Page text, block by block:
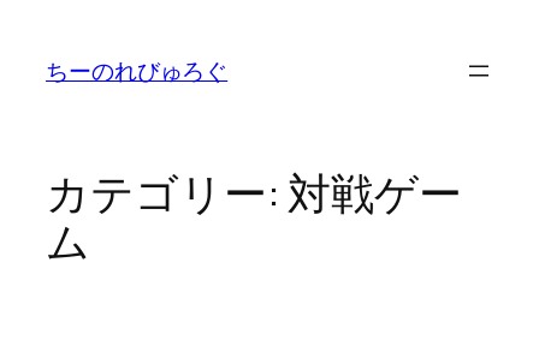
ちーのれびゅろぐ
カテゴリー: 対戦ゲー
ム